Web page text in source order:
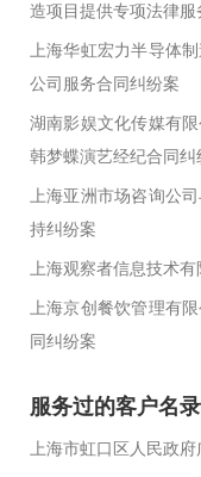
造项目提供专项法律服
上海华虹宏力半导体
公司服务合同纠纷案
湖南影娱文化传媒有
韩梦蝶演艺经纪合同纠
上海亚洲市场咨询公
持纠纷案
上海观察者信息技术
上海京创餐饮管理有
同纠纷案
服务过的客户名录
上海市虹口区人民政